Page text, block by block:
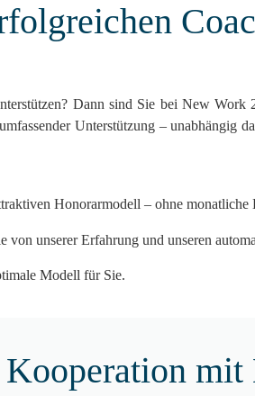
Dann sind Sie bei New
Unterstützung – unabhängig
Honorarmodell – ohne monatliche
von unserer Erfahrung und unseren
Modell für Sie.
Kooperation mit